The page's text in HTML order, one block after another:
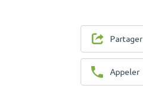
Partager
Appeler